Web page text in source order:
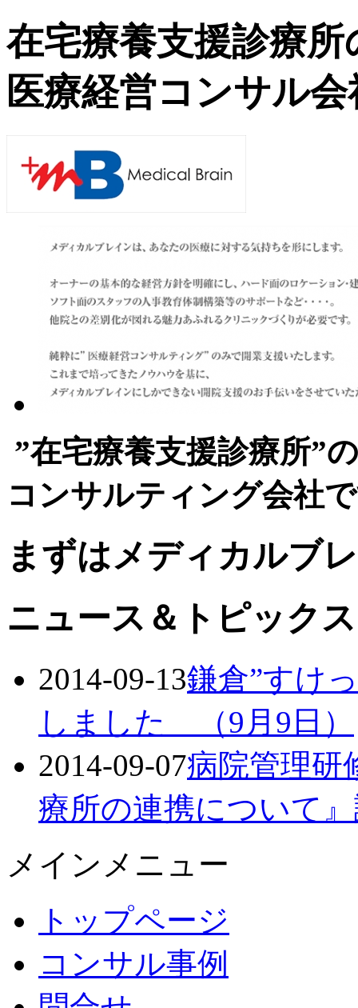
在宅療養支援診療
医療経営コンサル
”在宅療養支援診療所”
コンサルティング会社
まずはメディカルブ
ニュース＆トピックス
2014-09-13鎌倉”すけ
しました （9月9日）
2014-09-07病院管理研
療所の連携について
メインメニュー
トップページ
コンサル事例